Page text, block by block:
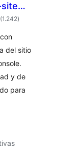
site
(1.242valoraciones
en
)
del sitio
y de
para